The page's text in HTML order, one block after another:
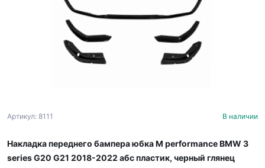
Артикул: 8111 В наличии
Накладка переднего бампера юбка M performance BMW 3
series G20 G21 2018-2022 абс пластик, черный глянец